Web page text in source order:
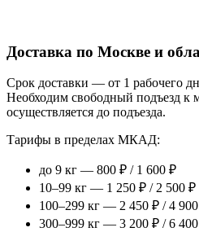
Доставка по Москве и
Срок доставки — от 1 рабочего
Необходим свободный подъезд к
осуществляется до подъезда.
Тарифы в пределах МКАД:
до 9 кг — 800 ₽ / 1 600 ₽
10–99 кг — 1 250 ₽ / 2 500 ₽
100–299 кг — 2 450 ₽ / 4
300–999 кг — 3 200 ₽ / 6